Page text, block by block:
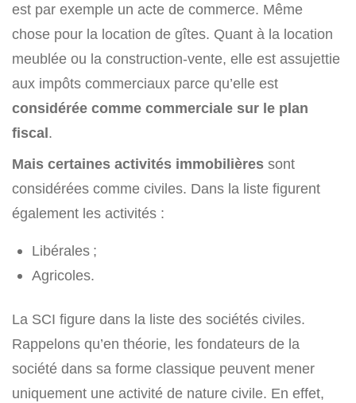
est par exemple un acte de commerce. Même
chose pour la location de gîtes. Quant à la location
meublée ou la construction-vente, elle est assujettie
aux impôts commerciaux parce qu’elle est
considérée comme commerciale sur le plan
fiscal.
Mais certaines activités immobilières sont
considérées comme civiles. Dans la liste figurent
également les activités :
Libérales ;
Agricoles.
La SCI figure dans la liste des sociétés civiles.
Rappelons qu’en théorie, les fondateurs de la
société dans sa forme classique peuvent mener
uniquement une activité de nature civile. En effet,